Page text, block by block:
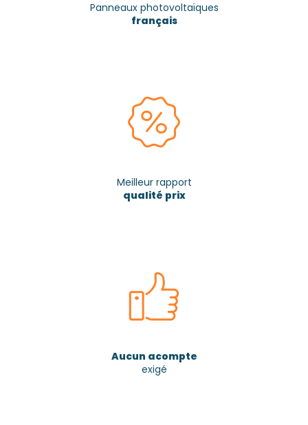
Panneaux photovoltaïques
français
Meilleur rapport
qualité prix
Aucun acompte
exigé